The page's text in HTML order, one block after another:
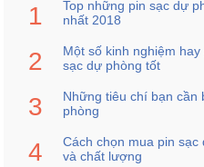
Top những pin sạc dự
nhất 2018
Một số kinh nghiệm
sạc dự phòng tốt
Những tiêu chí bạn cần
phòng
Cách chọn mua pin
và chất lượng